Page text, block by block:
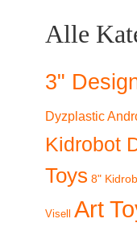
Alle
3"
Dyzplastic
Kidrobot
Toys 8"
Visell
Art